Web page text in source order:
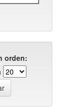
orden: